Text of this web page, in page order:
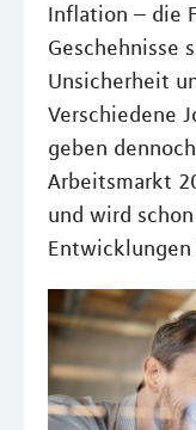
Inflation – die
Geschehnisse
Unsicherheit
Verschiedene
geben
Arbeitsmarkt
und wird